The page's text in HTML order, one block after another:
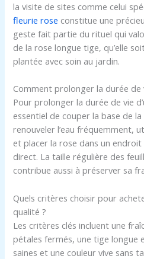
la visite de sites comme celui
fleurie rose constitue une
geste fait partie du rituel qui
de la rose longue tige, qu’elle
plantée avec soin au jardin.
Comment prolonger la durée de
Pour prolonger la durée de vie
essentiel de couper la base de la
renouveler l’eau fréquemment,
et placer la rose dans un endroit
direct. La taille régulière des
contribue aussi à préserver sa
Quels critères choisir pour
qualité ?
Les critères clés incluent une
pétales fermés, une tige longue
saines et une couleur vive sans